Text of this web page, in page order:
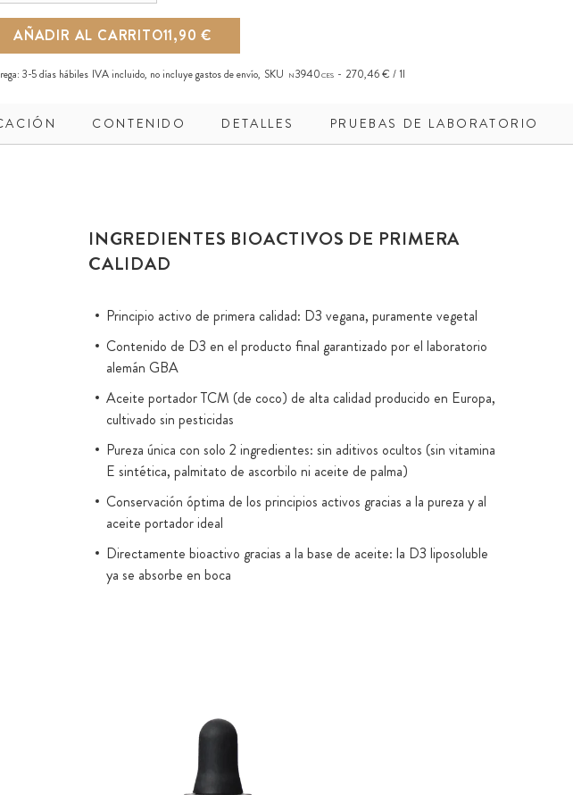
AÑADIR AL CARRITO11,90 €
3-5 días hábiles IVA incluido, no incluyegastos de envío, SKU N3940CES 270,46 € / 1l
CONTENIDO DETALLES PRUEBAS DE LABORATORIO
INGREDIENTES BIOACTIVOS DE PRIMERA
CALIDAD
Principio activo de primera calidad: D3 vegana, puramente vegetal
Contenido de D3 en el producto final garantizado por el laboratorio
alemán GBA
Aceite portador TCM (de coco) de alta calidad producido en Europa,
cultivado sin pesticidas
Pureza única con solo 2 ingredientes: sin aditivos ocultos (sin vitamina
E sintética, palmitato de ascorbilo ni aceite de palma)
Conservación óptima de los principios activos gracias a la pureza y al
aceite portador ideal
Directamente bioactivo gracias a la base de aceite: la D3 liposoluble
ya se absorbe en boca